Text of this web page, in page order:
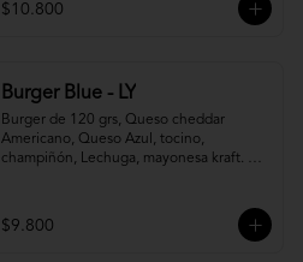
$10.800
Burger Blue - LY
Burger de 120 grs, Queso cheddar
Americano, Queso Azul, tocino,
champiñón, Lechuga, mayonesa kraft. +
$9.800